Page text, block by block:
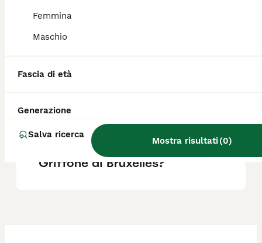
Femmina
Maschio
Fascia di età
Generazione
Salva ricerca
Mostra risultati(0)
Qual è la taglia del Griffon
Bleu de Gascogne?
Bleu de Gascogne?
Quali sono i difetti del
Griffone di Bruxelles?